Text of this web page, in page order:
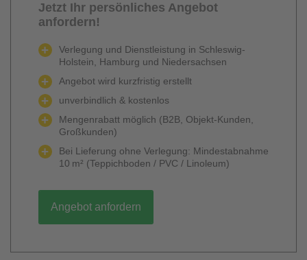
Jetzt Ihr persönliches Angebot
anfordern!
Verlegung und Dienstleistung in Schleswig-
Holstein, Hamburg und Niedersachsen
Angebot wird kurzfristig erstellt
unverbindlich & kostenlos
Mengenrabatt möglich (B2B, Objekt-Kunden,
Großkunden)
Bei Lieferung ohne Verlegung: Mindestabnahme
10 m² (Teppichboden / PVC / Linoleum)
Angebot anfordern